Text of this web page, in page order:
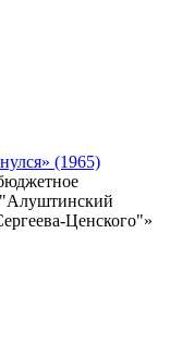
(1965)
Ценского"»